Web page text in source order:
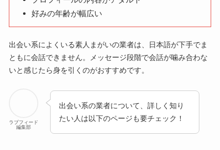
好みの年齢が幅広い
出会い系によくいる素人まがいの業者は、日本語が下手でま
ともに会話できません。メッセージ段階で会話が噛み合わな
いと感じたら身を引くのがおすすめです。
ラブフィード
編集部
出会い系の業者について、詳しく知り
たい人は以下のページも要チェック！